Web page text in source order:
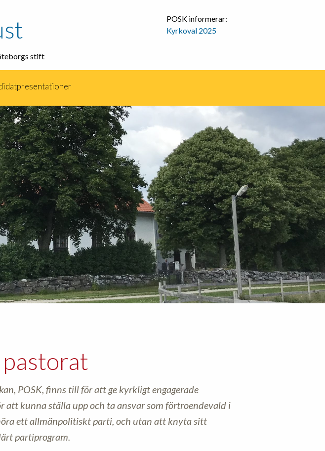
stift
POSK informerar:
Kyrkoval 2025
POSK, finns till för att ge kyrkligt engagerade
att kunna ställa upp och ta ansvar som förtroendevald i
ett allmänpolitiskt parti, och utan att knyta sitt
partiprogram.